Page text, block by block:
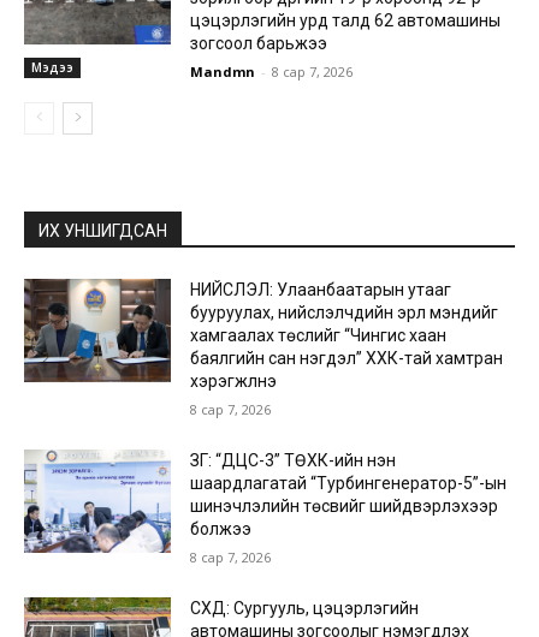
Мэдээ
цэцэрлэгийн урд талд 62 автомашины
зогсоол барьжээ
Mandmn - 8 сар 7, 2026
ИХ УНШИГДСАН
НИЙСЛЭЛ: Улаанбаатарын утааг
бууруулах, нийслэлчүүдийн эрүүл мэндийг
хамгаалах төслийг “Чингис хаан
баялгийн сан нэгдэл” ХХК-тай хамтран
хэрэгжүүлнэ
8 сар 7, 2026
ЗГ: “ДЦС-3” ТӨХК-ийн нэн
шаардлагатай “Турбингенератор-5”-ын
шинэчлэлийн төсвийг шийдвэрлэхээр
болжээ
8 сар 7, 2026
СХД: Сургууль, цэцэрлэгийн
автомашины зогсоолыг нэмэгдүүлэх